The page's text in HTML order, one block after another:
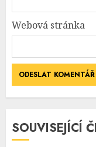
Webová stránka
SOUVISEJÍCÍ